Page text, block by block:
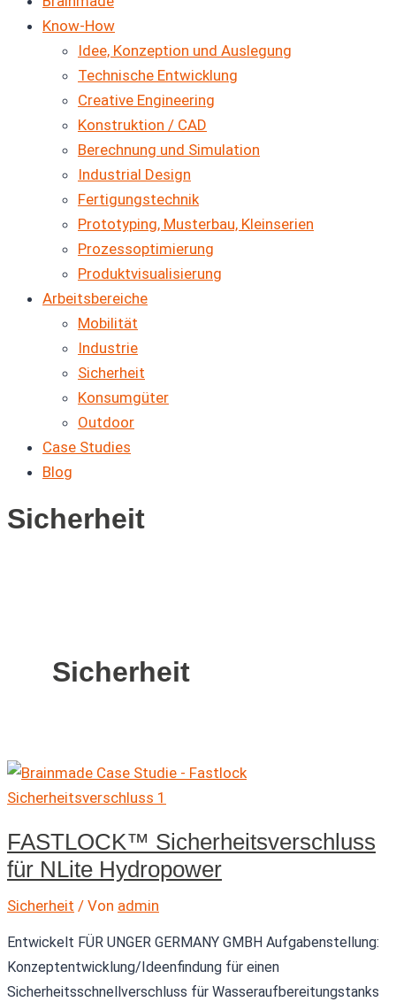
Know-How
Idee, Konzeption und Auslegung
Technische Entwicklung
Creative Engineering
Konstruktion / CAD
Berechnung und Simulation
Industrial Design
Fertigungstechnik
Prototyping, Musterbau, Kleinserien
Prozessoptimierung
Produkt­visualisierung
Arbeitsbereiche
Mobilität
Industrie
Sicherheit
Konsumgüter
Outdoor
Case Studies
Blog
Sicherheit
Sicherheit
FASTLOCK™ Sicherheitsverschluss
für NLite Hydropower
Sicherheit / Von admin
Entwickelt FÜR UNGER GERMANY GMBH Aufgabenstellung:
Konzeptentwicklung/Ideenfindung für einen
Sicherheitsschnellverschluss für Wasseraufbereitungstanks